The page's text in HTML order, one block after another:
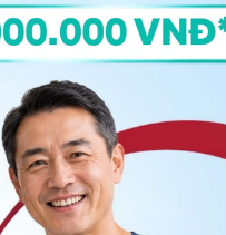
của bạn thì bạn nên đi
thẳng, dễ ngủ hơn
bệnh viện thuộc
GÓI DỊCH VỤhoặc đặt